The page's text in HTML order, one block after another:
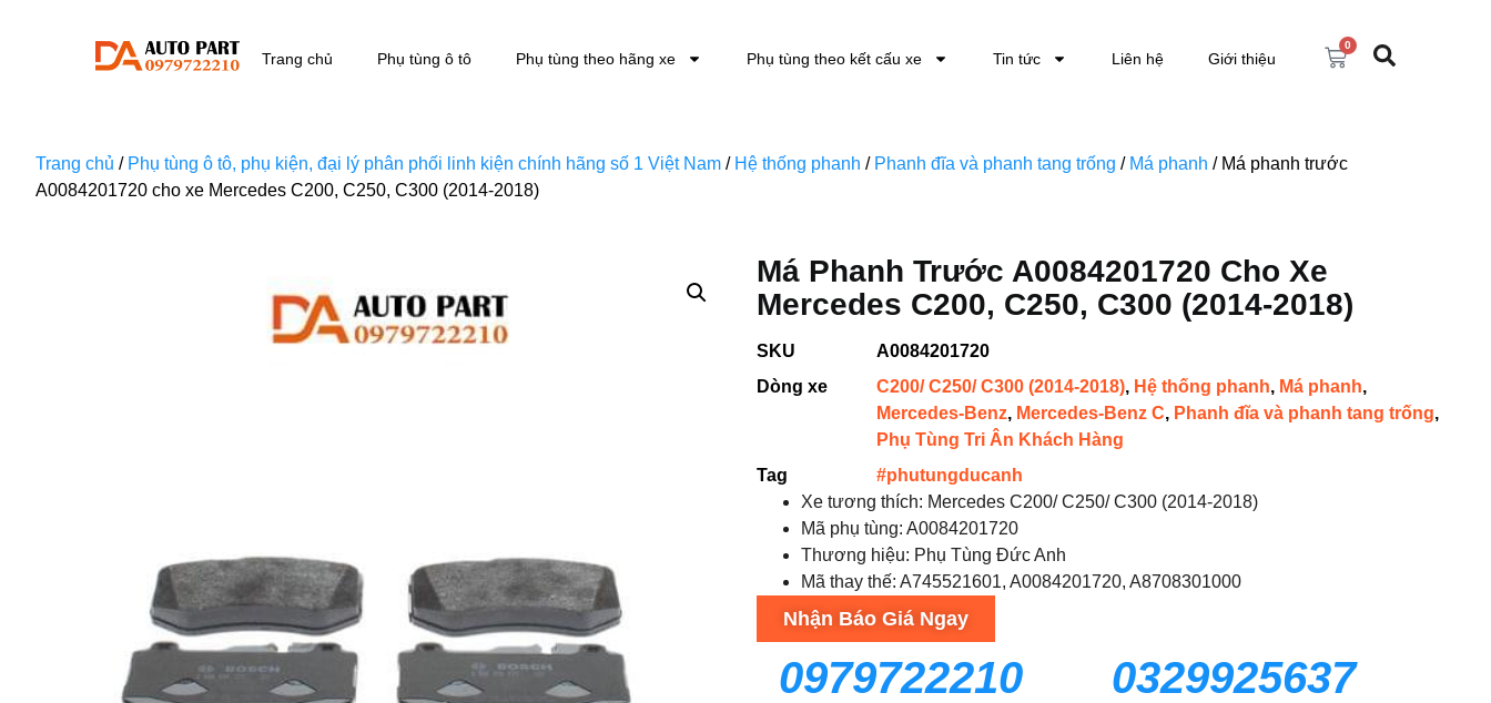
Trang chủ Phụ tùng ô tô Phụ tùng theo hãng xe Phụ tùng theo kết cấu xe Tin tức Liên hệ Giới thiệu
0
Trang chủ / Phụ tùng ô tô, phụ kiện, đại lý phân phối linh kiện chính hãng số 1 Việt Nam / Hệ thống phanh / Phanh đĩa và phanh tang trống / Má phanh / Má phanh trước
A0084201720 cho xe Mercedes C200, C250, C300 (2014-2018)
Má Phanh Trước A0084201720 Cho Xe
Mercedes C200, C250, C300 (2014-2018)
SKU
A0084201720
Dòng xe
C200/ C250/ C300 (2014-2018), Hệ thống phanh, Má phanh,
Mercedes-Benz, Mercedes-Benz C, Phanh đĩa và phanh tang trống,
Phụ Tùng Tri Ân Khách Hàng
Tag
#phutungducanh
Xe tương thích: Mercedes C200/ C250/ C300 (2014-2018)
Mã phụ tùng: A0084201720
Thương hiệu: Phụ Tùng Đức Anh
Mã thay thế: A745521601, A0084201720, A8708301000
Nhận Báo Giá Ngay
0979722210 0329925637